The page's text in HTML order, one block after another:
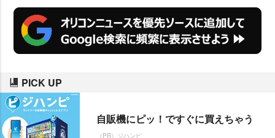
PICK UP
自販機にピッ！ですぐに買えちゃう
（PR）ジハンピ